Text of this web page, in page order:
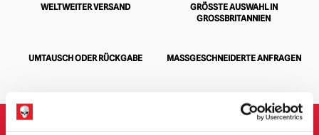
WELTWEITER VERSAND
GRÖSSTE AUSWAHL IN G
ROSSBRITANNIEN
UMTAUSCH ODER RÜCKGABE MASSGESCHNEIDERTE ANFRAGEN